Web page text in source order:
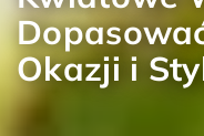
Okazji i